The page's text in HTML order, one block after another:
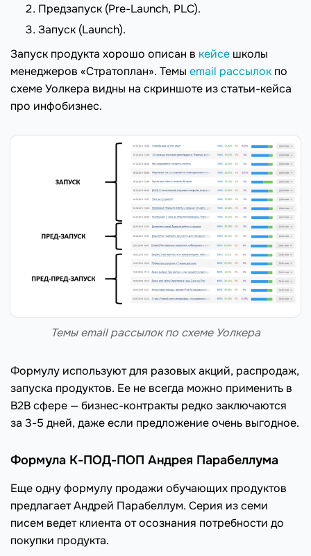
Предзапуск (Pre-Launch, PLC).
Запуск (Launch).
Запуск продукта хорошо описан в кейсе школы
менеджеров «Стратоплан». Темы email рассылок по
схеме Уолкера видны на скриншоте из статьи-кейса
про инфобизнес.
Темы email рассылок по схеме Уолкера
Формулу используют для разовых акций, распродаж,
запуска продуктов. Ее не всегда можно применить в
B2B сфере — бизнес-контракты редко заключаются
за 3-5 дней, даже если предложение очень выгодное.
Формула К-ПОД-ПОП Андрея Парабеллума
Еще одну формулу продажи обучающих продуктов
предлагает Андрей Парабеллум. Серия из семи
писем ведет клиента от осознания потребности до
покупки продукта.